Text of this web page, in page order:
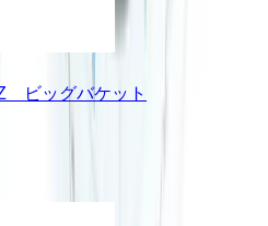
ビッグバケット